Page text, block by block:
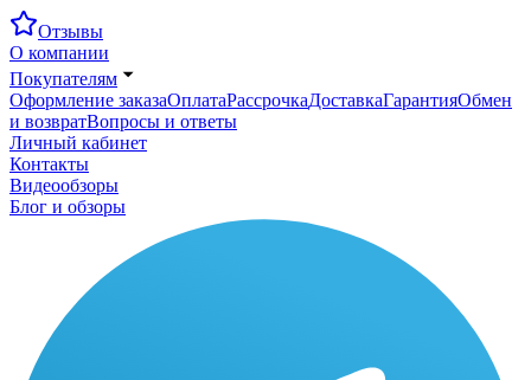
Отзывы
О компании
Покупателям
Оформление заказаОплатаРассрочкаДоставкаГарантияОбмен
и возвратВопросы и ответы
Личный кабинет
Контакты
Видеообзоры
Блог и обзоры